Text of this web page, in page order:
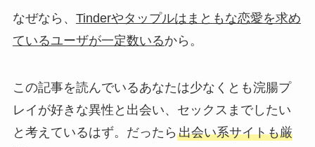
なぜなら、 Tinderやタップルはまともな恋愛を求め
ているユーザが一定数いるから。
この記事を読んでいるあなたは少なくとも浣腸プ
レイが好きな異性と出会い、セックスまでしたい
と考えているはず。だったら 出会い系サイトも厳